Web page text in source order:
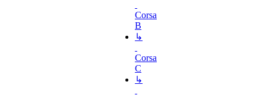
Corsa
B
↳
Corsa
C
↳